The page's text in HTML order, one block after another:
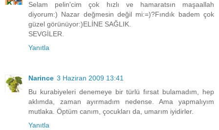
Selam pelin'cim çok hızlı ve hamaratsın maşaallah
diyorum:) Nazar değmesin değil mi:=)?Fındık badem çok
güzel görünüyor:)ELİNE SAĞLIK.
SEVGİLER.
Yanıtla
Narince 3 Haziran 2009 13:41
Bu kurabiyeleri denemeye bir türlü fırsat bulamadım, hep
aklımda, zaman ayırmadım nedense. Ama yapmalıyım
mutlaka. Öptüm canım, çocukları da, umarım iyidirler.
Yanıtla